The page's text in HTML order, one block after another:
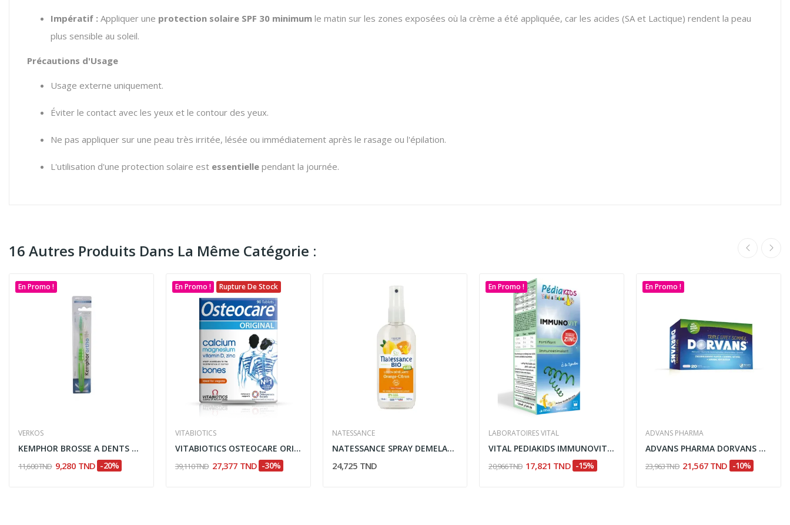
Impératif : Appliquer une protection solaire SPF 30 minimum le matin sur les zones exposées où la crème a été appliquée, car les acides (SA et Lactique) rendent la peau
plus sensible au soleil.
Précautions d'Usage
Usage externe uniquement.
Éviter le contact avec les yeux et le contour des yeux.
Ne pas appliquer sur une peau très irritée, lésée ou immédiatement après le rasage ou l'épilation.
L'utilisation d'une protection solaire est essentielle pendant la journée.
16 Autres Produits Dans La Même Catégorie :
En Promo !
VERKOS
KEMPHOR BROSSE A DENTS ORTHO
11,600 TND 9,280 TND -20%
En Promo ! Rupture De Stock
VITABIOTICS
VITABIOTICS OSTEOCARE ORIGINAL 30 COMPRIMES
39,110 TND 27,377 TND -30%
NATESSANCE
NATESSANCE SPRAY DEMELANT KIDS SANS RINCAGE 150ML
24,725 TND
En Promo !
LABORATOIRES VITAL
VITAL PEDIAKIDS IMMUNOVIT 150ML
20,966 TND 17,821 TND -15%
En Promo !
ADVANS PHARMA
ADVANS PHARMA DORVANS TRIPLE EFFET SOMMEIL 20...
23,963 TND 21,567 TND -10%